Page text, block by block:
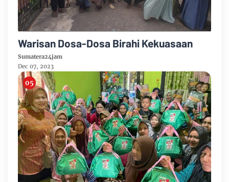
Warisan Dosa-Dosa Birahi Kekuasaan
Sumatera24jam
Dec 07, 2023